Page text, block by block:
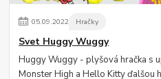
05.09.2022 Hračky
Svet Huggy Wuggy
Huggy Wuggy - plyšová hračka s
Monster High a Hello Kitty ďalšou